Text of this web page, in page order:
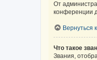
От
конференции
Вернуться
Что такое
Звания,